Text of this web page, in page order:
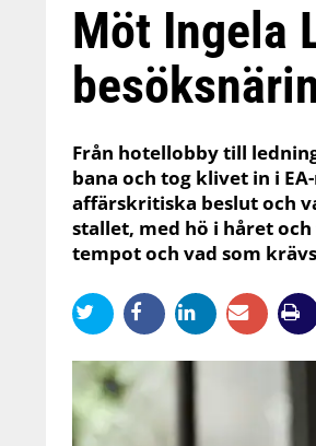
Möt Ingela
Från hotellobby till
bana och tog klivet in i
affärskritiska beslut och
stallet, med hö i håret
tempot och vad som